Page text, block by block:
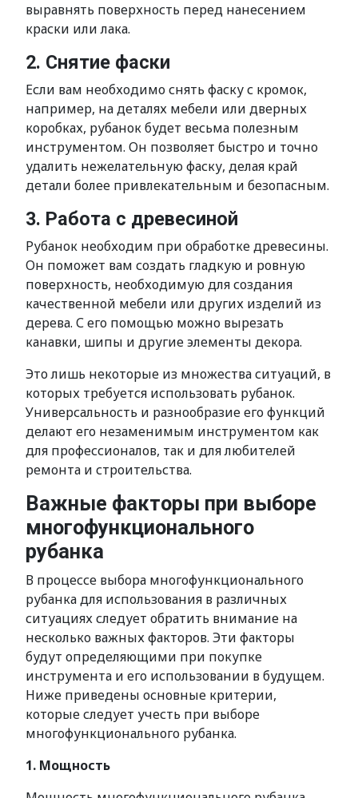
выравнять поверхность перед нанесением
краски или лака.
2. Снятие фаски
Если вам необходимо снять фаску с кромок,
например, на деталях мебели или дверных
коробках, рубанок будет весьма полезным
инструментом. Он позволяет быстро и точно
удалить нежелательную фаску, делая край
детали более привлекательным и безопасным.
3. Работа с древесиной
Рубанок необходим при обработке древесины.
Он поможет вам создать гладкую и ровную
поверхность, необходимую для создания
качественной мебели или других изделий из
дерева. С его помощью можно вырезать
канавки, шипы и другие элементы декора.
Это лишь некоторые из множества ситуаций, в
которых требуется использовать рубанок.
Универсальность и разнообразие его функций
делают его незаменимым инструментом как
для профессионалов, так и для любителей
ремонта и строительства.
Важные факторы при выборе
многофункционального
рубанка
В процессе выбора многофункционального
рубанка для использования в различных
ситуациях следует обратить внимание на
несколько важных факторов. Эти факторы
будут определяющими при покупке
инструмента и его использовании в будущем.
Ниже приведены основные критерии,
которые следует учесть при выборе
многофункционального рубанка.
1. Мощность